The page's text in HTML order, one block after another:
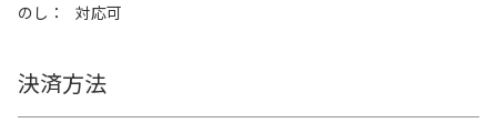
のし
対応可
決済方法